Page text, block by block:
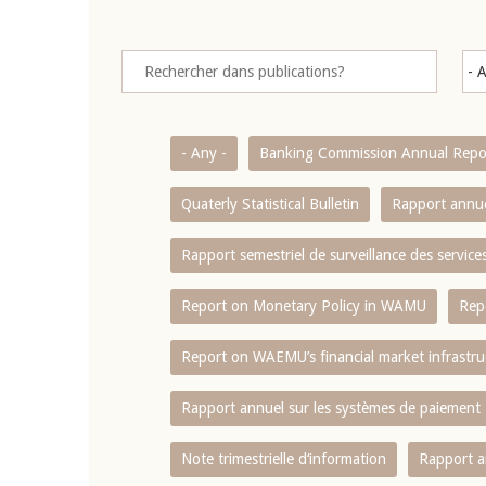
- Any - Banking Commission Annual
Quaterly Statistical Bulletin Rapport
Rapport semestriel de surveillance des
Report on Monetary Policy in WAMU
Report on WAEMU’s financial market
Rapport annuel sur les systèmes de paiement
Note trimestrielle d‘information Rapport